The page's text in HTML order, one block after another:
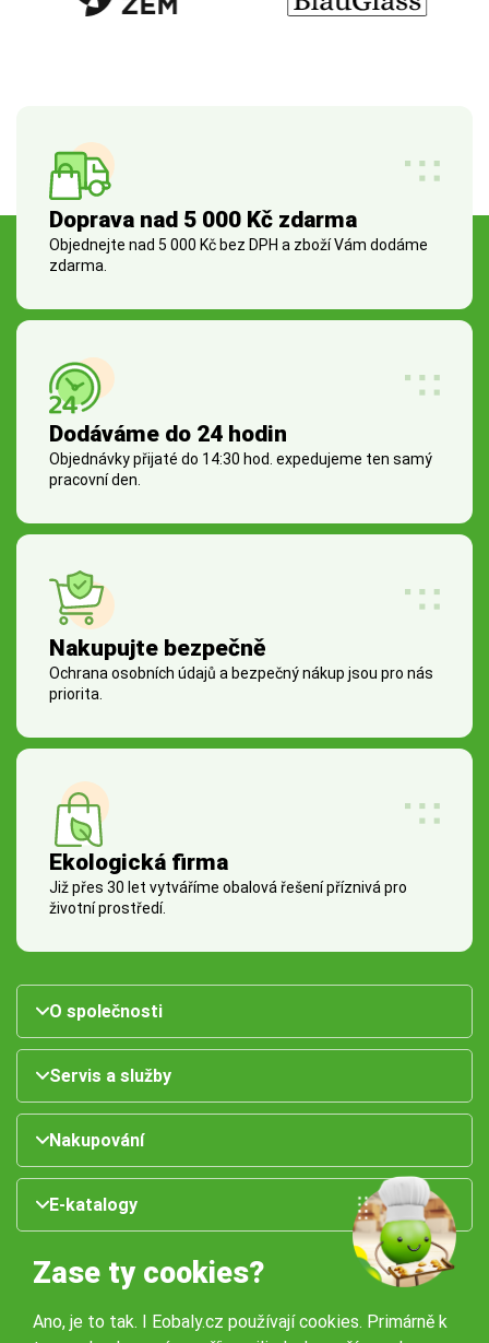
Doprava nad 5 000 Kč zdarma
Objednejte nad 5 000 Kč bez DPH a zboží Vám dodáme
zdarma.
Dodáváme do 24 hodin
Objednávky přijaté do 14:30 hod. expedujeme ten samý
pracovní den.
Nakupujte bezpečně
Ochrana osobních údajů a bezpečný nákup jsou pro nás
priorita.
Ekologická firma
Již přes 30 let vytváříme obalová řešení příznivá pro
životní prostředí.
O společnosti
Servis a služby
Nakupování
E-katalogy
Zase ty cookies?
Ano, je to tak. I Eobaly.cz používají cookies. Primárně k